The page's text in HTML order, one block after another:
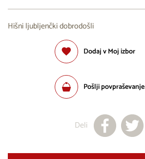
Hišni ljubljenčki dobrodošli
Dodaj v Moj izbor
Pošlji povpraševanje
Deli